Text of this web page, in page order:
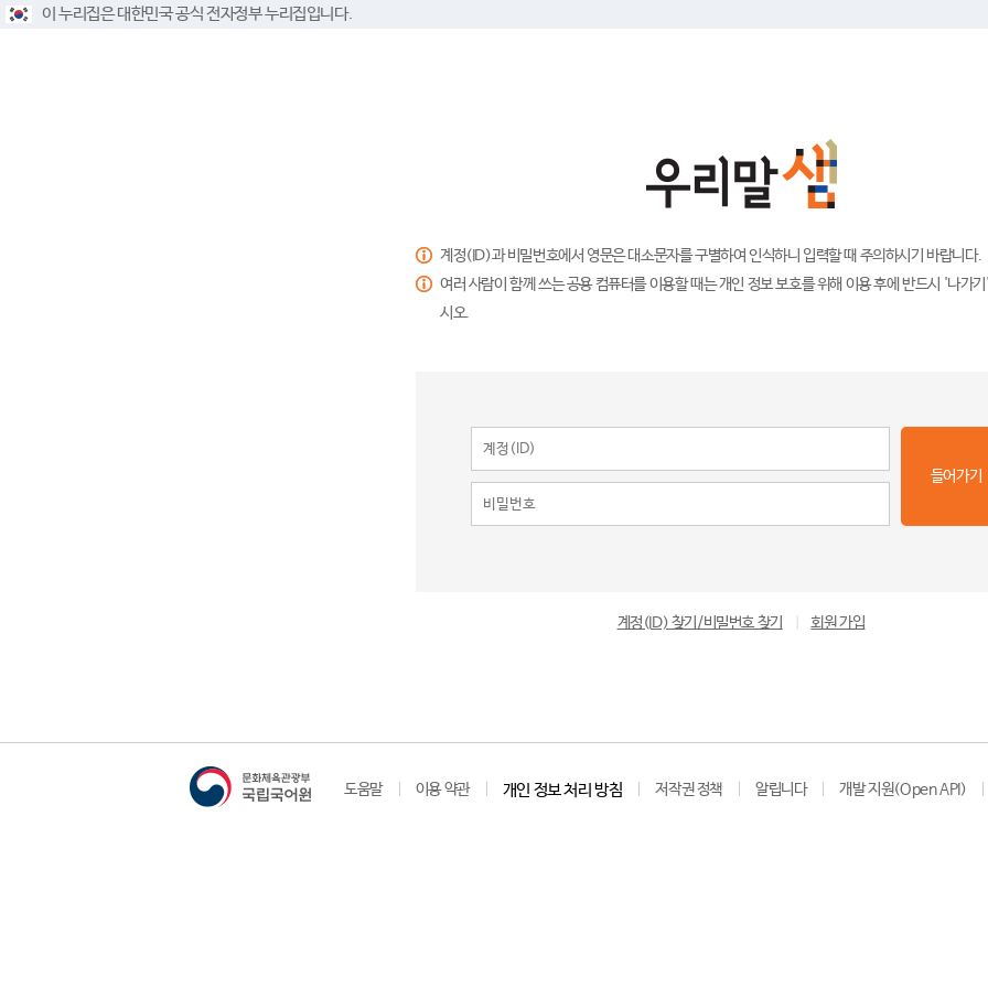
이 누리집은 대한민국 공식 전자정부 누리집입니다.
계정(ID)과 비밀번호에서 영문은 대소문자를 구별하여 인식하니 입력할 때 주의하시기 바랍니다.
여러 사람이 함께 쓰는 공용 컴퓨터를 이용할 때는 개인 정보 보호를 위해 이용 후에 반드시 '나가
시오.
들어가기
계정(ID) 찾기/비밀번호 찾기 회원 가입
도움말 이용 약관 개인 정보 처리 방침 저작권 정책 알립니다 개발 지원(Open API)